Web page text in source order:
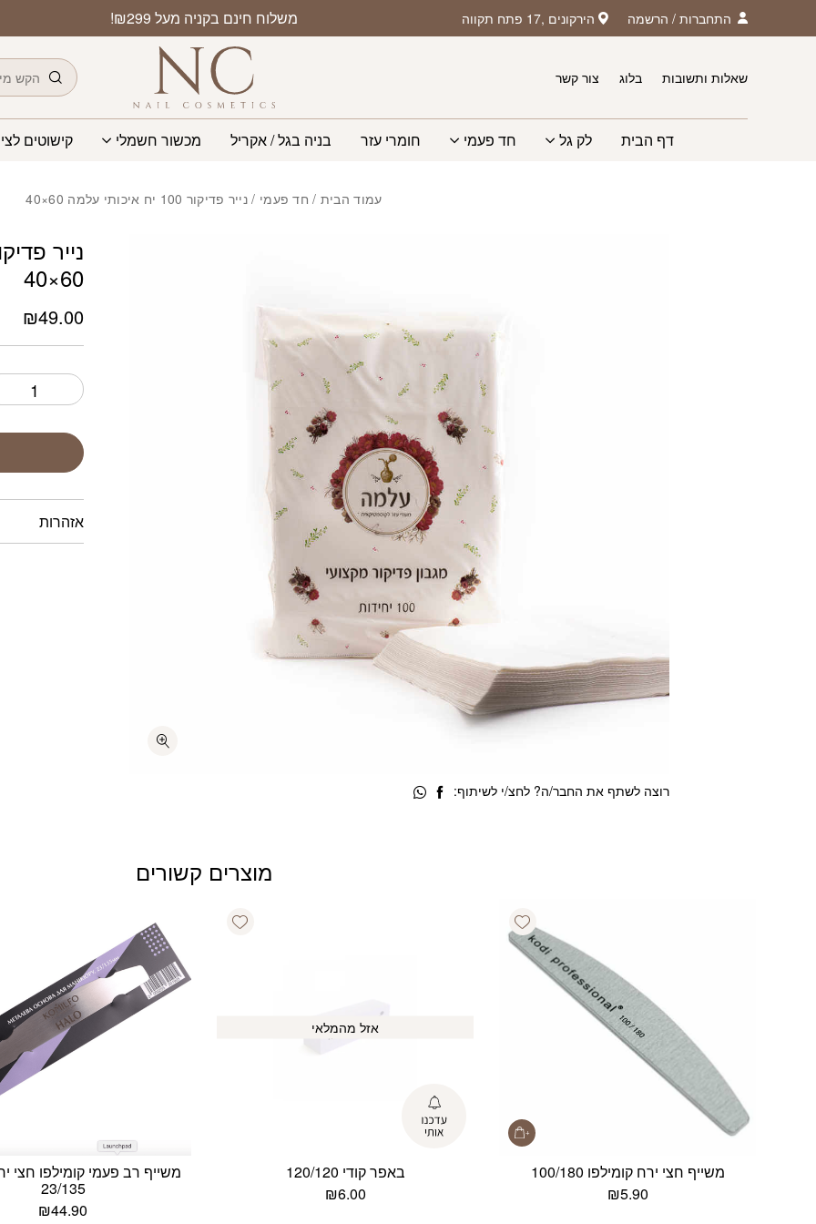
Skip to Content משלוח חינם בקניה מעל ₪299! התחברות / הרשמה הירקונים ,17 פתח תקווה
חיפוש
שאלות ותשובות
בלוג צור קשר
דף הבית לק גל חד פעמי חומרי עזר בניה בגל / אקריל מכשור חשמלי קישוטים
עמוד הבית / חד פעמי / נייר פדיקור 100 יח איכותי עלמה 60×40
60×40
₪49.00
אזהרות
רוצה לשתף את החבר/ה? לחצ/י לשיתוף:
מוצרים קשורים
Add wishlist
משייף חצי ירח קומילפו 100/180
₪5.90
Add wishlist
אזל מהמלאי
באפר קודי 120/120
₪6.00
23/135
₪44.90
בחזרה למעלה